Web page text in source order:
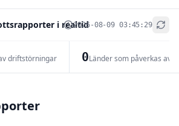
i realtid2026-08-09 03:45:29
driftstörningar 0Länder som påverkas av
+